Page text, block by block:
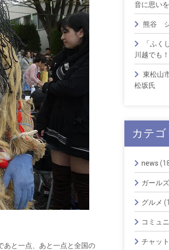
あと一点、あと一点と全国の
音に思い
熊谷 シ
「ふ
川越でも
東松山
松坂氏
カテゴ
news
ガール
グルメ
コミュ
チャット